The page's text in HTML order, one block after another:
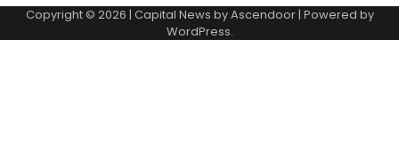
Copyright © 2026 | Capital News byAscendoor| Powered by
WordPress.